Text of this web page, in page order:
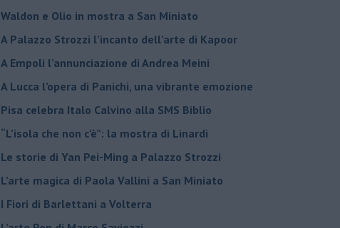
​Waldon e Olio in mostra a San Miniato
​A Palazzo Strozzi l’incanto dell’arte di Kapoor
​A Empoli l’annunciazione di Andrea Meini
A Lucca l’opera di Panichi, una vibrante emozione
Pisa celebra Italo Calvino alla SMS Biblio
“L’isola che non c’è”: la mostra di Linardi
​Le storie di Yan Pei-Ming a Palazzo Strozzi
​L’arte magica di Paola Vallini a San Miniato
​I Fiori di Barlettani a Volterra